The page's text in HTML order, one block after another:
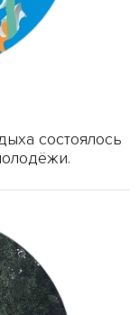
состоялось